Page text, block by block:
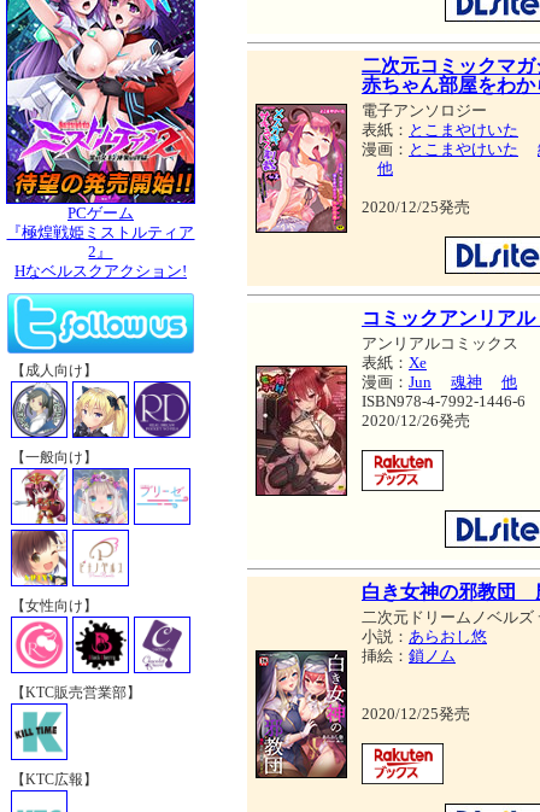
PCゲーム
『極煌戦姫ミストルティア
2』
Hなベルスクアクション!
【成人向け】
【一般向け】
【女性向け】
【KTC販売営業部】
【KTC広報】
二次元コミックマ
赤ちゃん部屋をわ
電子アンソロジー
表紙： とこまやけいた
漫画： とこまやけいた
他
2020/12/25発売
コミックアンリア
アンリアルコミックス
表紙： Xe
漫画： Jun 魂神
他
ISBN978-4-7992-1446-6
2020/12/26発売
白き女神の邪教団
二次元ドリームノベルズ
小説： あらおし悠
挿絵： 鎖ノム
2020/12/25発売